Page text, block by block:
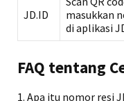
JD.ID
masukkan
di aplikasi
FAQ tentang
1. Apa itu nomor resi